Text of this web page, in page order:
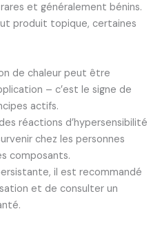
et généralement bénins.
produit topique, certaines
de chaleur peut être
– c’est le signe de
actifs.
réactions d’hypersensibilité
chez les personnes
composants.
il est recommandé
et de consulter un